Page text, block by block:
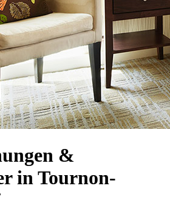
&
in Tournon-